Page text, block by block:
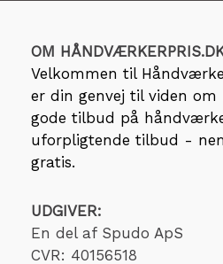
OM
Velkommen til
er din genvej til viden
gode tilbud på
uforpligtende tilbud -
gratis.
UDGIVER:
En del af Spudo ApS
CVR: 40156518